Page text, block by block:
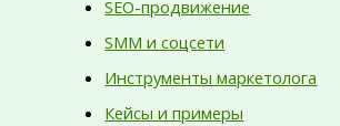
SEO-продвижение
SMM и соцсети
Инструменты маркетолога
Кейсы и примеры